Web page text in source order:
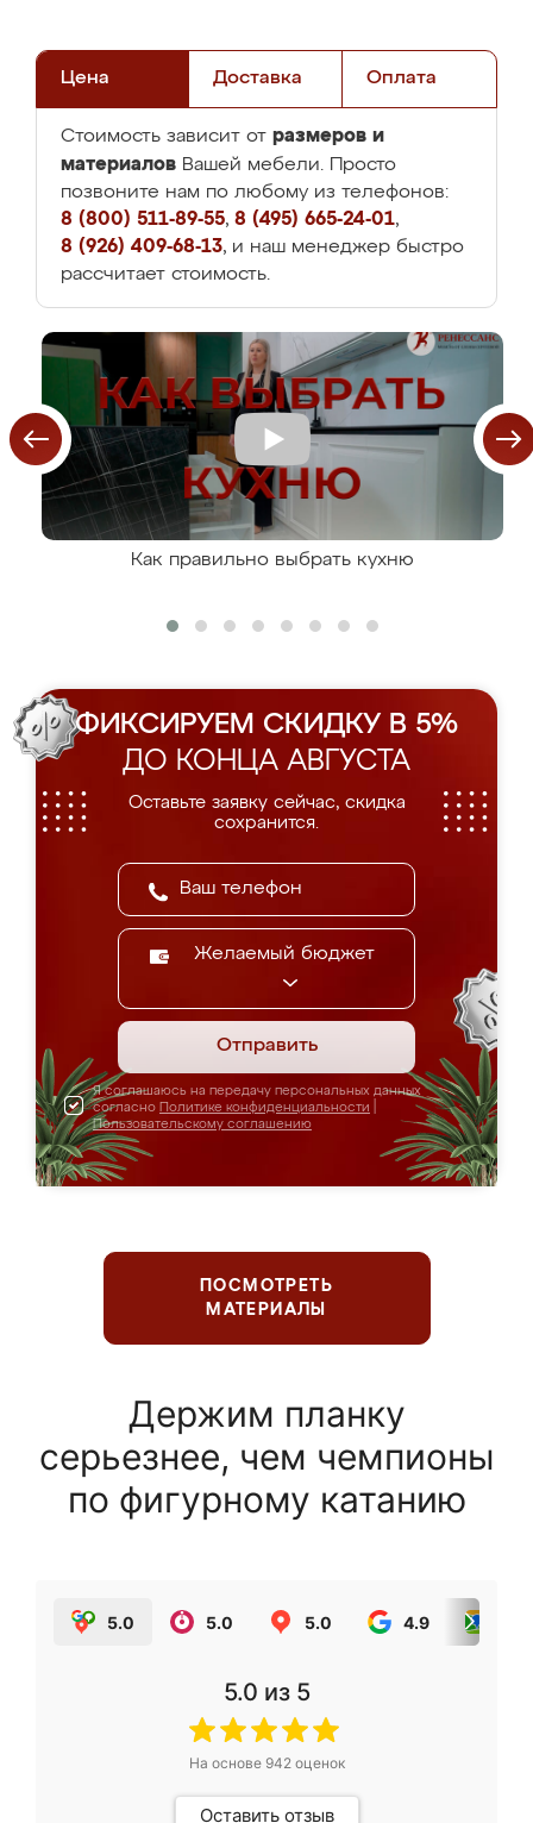
Цена Доставка Оплата
Стоимость зависит от размеров и
материалов Вашей мебели. Просто
позвоните нам по любому из телефонов:
8 (800) 511-89-55, 8 (495) 665-24-01,
8 (926) 409-68-13, и наш менеджер быстро
рассчитает стоимость.
Как правильно выбрать кухню
ФИКСИРУЕМ СКИДКУ В 5%
ДО КОНЦА АВГУСТА
Оставьте заявку сейчас, скидка
сохранится.
Желаемый бюджет
Отправить
Я соглашаюсь на передачу персональных данных
согласно Политике конфиденциальности
Пользовательскому соглашению
ПОСМОТРЕТЬ
МАТЕРИАЛЫ
Держим планку
серьезнее, чем чемпионы
по фигурному катанию
5.0 5.0 5.0 4.9
5.0 из 5
На основе 942оценок
Оставить отзыв